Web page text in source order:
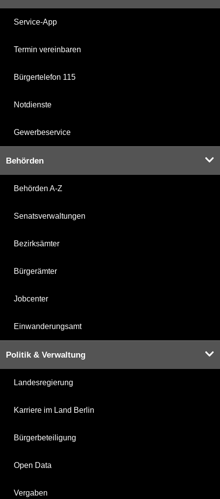
Service-App
Termin vereinbaren
Bürgertelefon 115
Notdienste
Gewerbeservice
Behörden
Behörden A-Z
Senatsverwaltungen
Bezirksämter
Bürgerämter
Jobcenter
Einwanderungsamt
Politik & Verwaltung
Landesregierung
Karriere im Land Berlin
Bürgerbeteiligung
Open Data
Vergaben